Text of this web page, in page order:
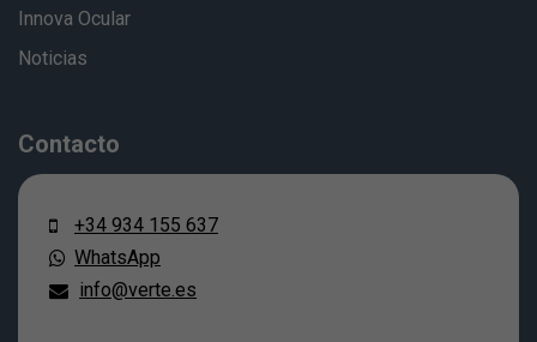
Innova Ocular
Noticias
Contacto
+34 934 155 637
WhatsApp
info@verte.es